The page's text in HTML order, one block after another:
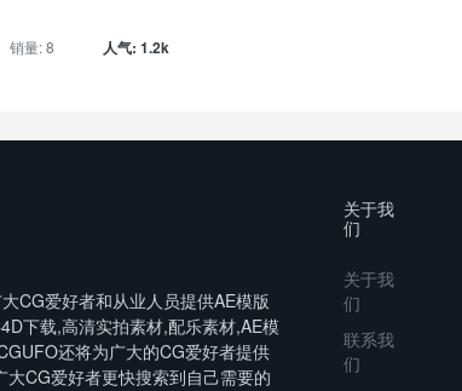
销量: 8 人气: 1.2k
CG爱好者和从业人员提供AE模版
下载,高清实拍素材,配乐素材,AE模
还将为广大的CG爱好者提供
大CG爱好者更快搜索到自己需要的
关于我
们
关于我
们
联系我
们